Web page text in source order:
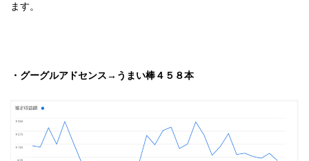
ます。
・グーグルアドセンス→うまい棒４５８本